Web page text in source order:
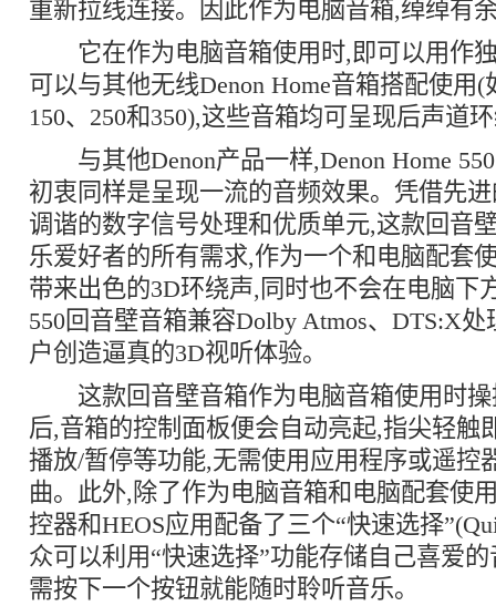
重新拉线连接。因此作为电脑音箱,绰绰有
它在作为电脑音箱使用时,即可以用作
可以与其他无线Denon Home音箱搭配使用(
150、250和350),这些音箱均可呈现后声道
与其他Denon产品一样,Denon Home
初衷同样是呈现一流的音频效果。凭借先
调谐的数字信号处理和优质单元,这款回音
乐爱好者的所有需求,作为一个和电脑配套
带来出色的3D环绕声,同时也不会在电脑下
550回音壁音箱兼容Dolby Atmos、DTS:X
户创造逼真的3D视听体验。
这款回音壁音箱作为电脑音箱使用时操
后,音箱的控制面板便会自动亮起,指尖轻触
播放/暂停等功能,无需使用应用程序或遥控
曲。此外,除了作为电脑音箱和电脑配套使
控器和HEOS应用配备了三个“快速选择
众可以利用“快速选择”功能存储自己喜爱
需按下一个按钮就能随时聆听音乐。